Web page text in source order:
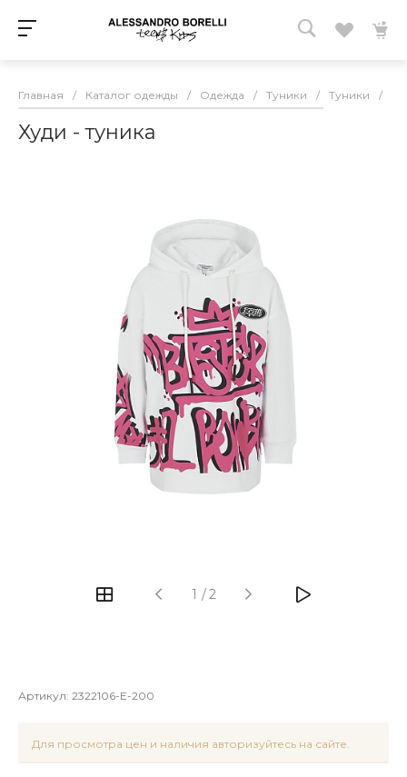
Главная / Каталог одежды / Одежда / Туники / Туники /
Худи - туника
1 /2
Артикул: 2322106-E-200
Для просмотра цен и наличия авторизуйтесь на сайте.